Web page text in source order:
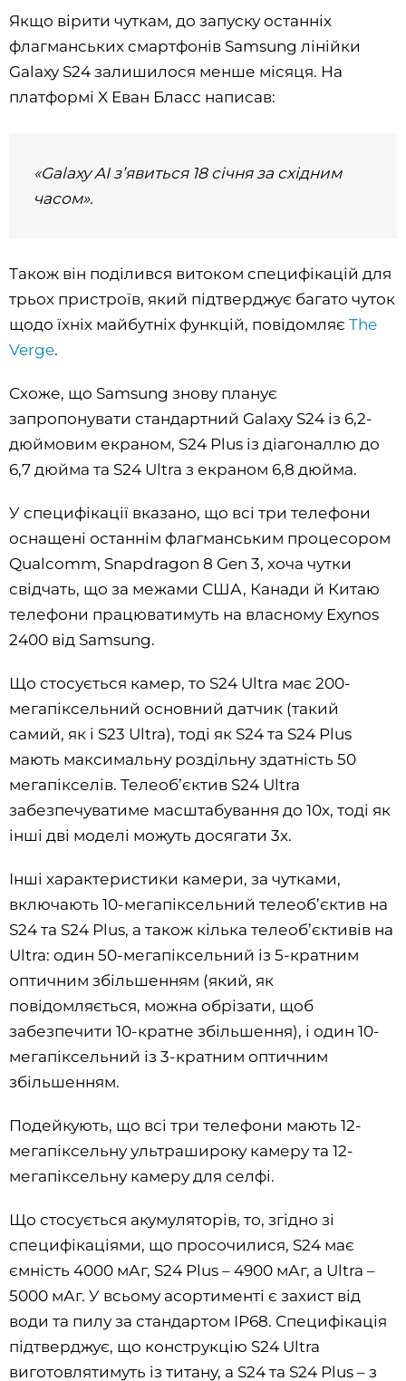
Якщо вірити чуткам, до запуску останніх
флагманських смартфонів Samsung лінійки
Galaxy S24 залишилося менше місяця. На
платформі X Еван Бласс написав:
«Galaxy AI зʼявиться 18 січня за східним
часом».
Також він поділився витоком специфікацій для
трьох пристроїв, який підтверджує багато чуток
щодо їхніх майбутніх функцій, повідомляє The
Verge.
Схоже, що Samsung знову планує
запропонувати стандартний Galaxy S24 із 6,2-
дюймовим екраном, S24 Plus із діагоналлю до
6,7 дюйма та S24 Ultra з екраном 6,8 дюйма.
У специфікації вказано, що всі три телефони
оснащені останнім флагманським процесором
Qualcomm, Snapdragon 8 Gen 3, хоча чутки
свідчать, що за межами США, Канади й Китаю
телефони працюватимуть на власному Exynos
2400 від Samsung.
Що стосується камер, то S24 Ultra має 200-
мегапіксельний основний датчик (такий
самий, як і S23 Ultra), тоді як S24 та S24 Plus
мають максимальну роздільну здатність 50
мегапікселів. Телеоб’єктив S24 Ultra
забезпечуватиме масштабування до 10x, тоді як
інші дві моделі можуть досягати 3x.
Інші характеристики камери, за чутками,
включають 10-мегапіксельний телеоб’єктив на
S24 та S24 Plus, а також кілька телеоб’єктивів на
Ultra: один 50-мегапіксельний із 5-кратним
оптичним збільшенням (який, як
повідомляється, можна обрізати, щоб
забезпечити 10-кратне збільшення), і один 10-
мегапіксельний із 3-кратним оптичним
збільшенням.
Подейкують, що всі три телефони мають 12-
мегапіксельну ультрашироку камеру та 12-
мегапіксельну камеру для селфі.
Що стосується акумуляторів, то, згідно зі
специфікаціями, що просочилися, S24 має
ємність 4000 мАг, S24 Plus – 4900 мАг, а Ultra –
5000 мАг. У всьому асортименті є захист від
води та пилу за стандартом IP68. Специфікація
підтверджує, що конструкцію S24 Ultra
виготовлятимуть із титану, а S24 та S24 Plus – з